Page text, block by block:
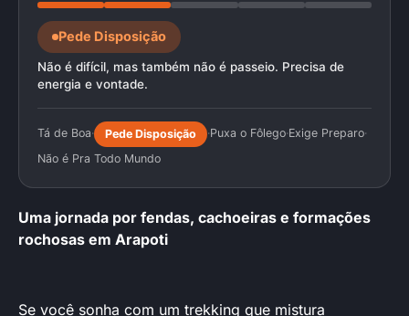
Pede Disposição
Não é difícil, mas também não é passeio. Precisa de
energia e vontade.
Tá de Boa· Pede Disposição ·Puxa o Fôlego·Exige Preparo·
Não é Pra Todo Mundo
Uma jornada por fendas, cachoeiras e formações
rochosas em Arapoti
Se você sonha com um trekking que mistura